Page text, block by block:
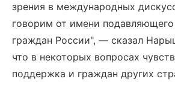
зрения в международных
говорим от имени
граждан России", — сказал
что в некоторых вопросах
поддержка и граждан других